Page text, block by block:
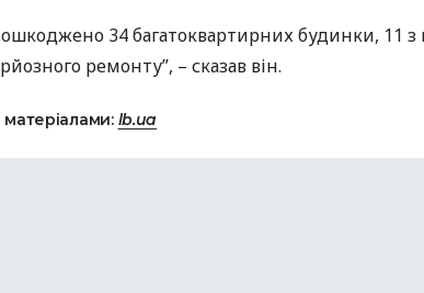
34 багатоквартирних будинки, 11
ремонту”, – сказав він.
матеріалами: lb.ua